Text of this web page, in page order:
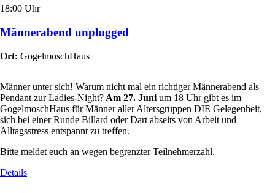
18:00 Uhr
Männerabend unplugged
Ort: GogelmoschHaus
Männer unter sich! Warum nicht mal ein richtiger Männerabend als
Pendant zur Ladies-Night? Am 27. Juni um 18 Uhr gibt es im
GogelmoschHaus für Männer aller Altersgruppen DIE Gelegenheit,
sich bei einer Runde Billard oder Dart abseits von Arbeit und
Alltagsstress entspannt zu treffen.
Bitte meldet euch an wegen begrenzter Teilnehmerzahl.
Details